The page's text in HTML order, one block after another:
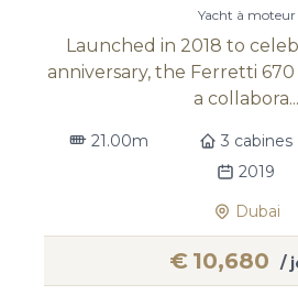
Yacht à moteur
Launched in 2018 to
anniversary, the Ferretti
a collabora...
21.00m 3 cabines
2019
Dubai
€ 10,680 /